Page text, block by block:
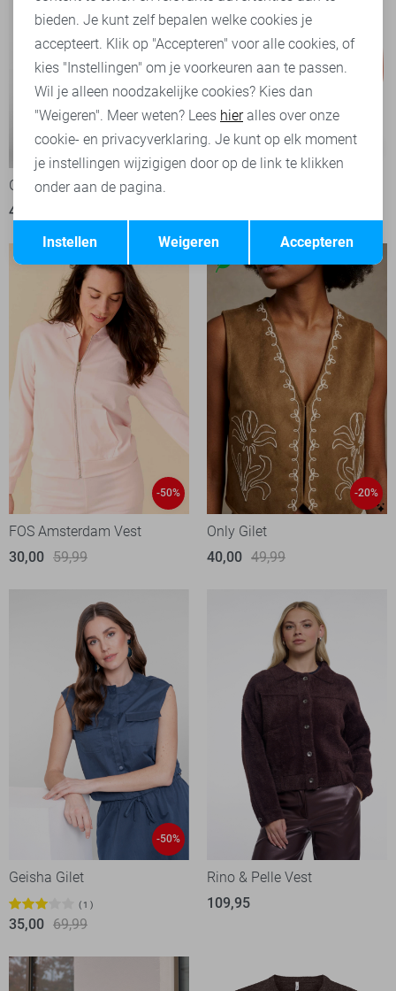
-50%
Geisha Vest
40,00
-50%
-50%
FOS Amsterdam Vest
30,00 59,99
-20%
Only Gilet
40,00 49,99
-50%
Geisha Gilet
1
35,00 69,99
Rino & Pelle Vest
109,95
Terug Opslaan
bieden. Je kunt zelf bepalen welke cookies je
accepteert. Klik op "Accepteren" voor alle cookies, of
kies "Instellingen" om je voorkeuren aan te passen.
Wil je alleen noodzakelijke cookies? Kies dan
"Weigeren". Meer weten? Lees hieralles over onze
cookie- en privacyverklaring. Je kunt op elk moment
je instellingen wijzigigen door op de link te klikken
onder aan de pagina.
Accepteren
Weigeren
Instellen